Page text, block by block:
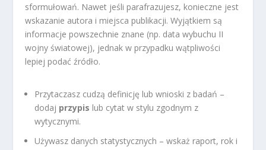
sformułowań. Nawet jeśli parafrazujesz, konieczne jest
wskazanie autora i miejsca publikacji. Wyjątkiem są
informacje powszechnie znane (np. data wybuchu II
wojny światowej), jednak w przypadku wątpliwości
lepiej podać źródło.
Przytaczasz cudzą definicję lub wnioski z badań –
dodaj przypis lub cytat w stylu zgodnym z
wytycznymi.
Używasz danych statystycznych – wskaż raport, rok i